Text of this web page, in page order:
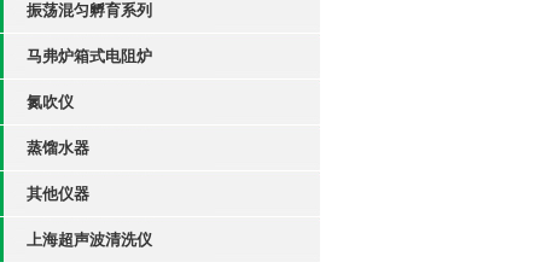
振荡混匀孵育系列
马弗炉箱式电阻炉
氮吹仪
蒸馏水器
其他仪器
上海超声波清洗仪